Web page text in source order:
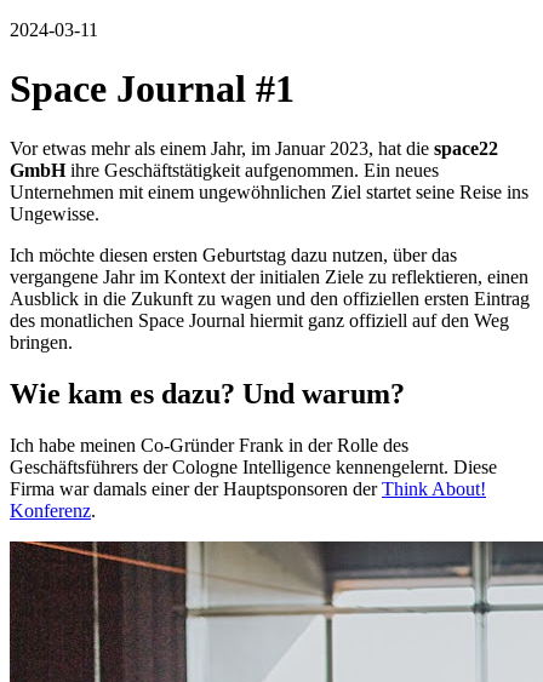
2024-03-11
Space Journal #1
Vor etwas mehr als einem Jahr, im Januar 2023, hat die space22
GmbHihre Geschäftstätigkeit aufgenommen. Ein neues
Unternehmen mit einem ungewöhnlichen Ziel startet seine Reise ins
Ungewisse.
Ich möchte diesen ersten Geburtstag dazu nutzen, über das
vergangene Jahr im Kontext der initialen Ziele zu reflektieren, einen
Ausblick in die Zukunft zu wagen und den offiziellen ersten Eintrag
des monatlichen Space Journal hiermit ganz offiziell auf den Weg
bringen.
Wie kam es dazu? Und warum?
Ich habe meinen Co-Gründer Frank in der Rolle des
Geschäftsführers der Cologne Intelligence kennengelernt. Diese
Firma war damals einer der Hauptsponsoren derThink About!
Konferenz.